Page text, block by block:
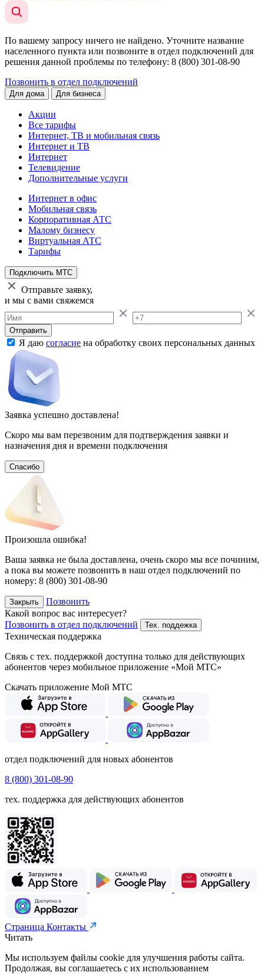
По вашему запросу ничего не найдено. Уточните название
населенного пункта или позвоните в отдел подключений для
решения данной проблемы по телефону: 8 (800) 301-08-90
Позвонить в отдел подключений
Для дома Для бизнеса
Акции
Все тарифы
Интернет, ТВ и мобильная связь
Интернет и ТВ
Интернет
Телевидение
Дополнительные услуги
Интернет в офис
Мобильная связь
Корпоративная АТС
Малому бизнесу
Виртуальная АТС
Тарифы
Подключить МТС
Отправьте заявку,
и мы с вами свяжемся
Отправить
Я даю согласие на обработку своих персональных данных
Заявка успешно доставлена!
Скоро мы вам перезвоним для подтверждения заявки и
назначения дня и времени подключения
Спасибо
Произошла ошибка!
Ваша заявка не была доставлена, очень скоро мы все починим,
а пока вы можете позвонить в наш отдел подключений по
номеру: 8 (800) 301-08-90
Закрыть
Позвонить
Какой вопрос вас интересует?
Позвонить в отдел подключений
Тех. поддежка
Техническая поддержка
Связь с тех. поддержкой доступна только для действующих
абонентов через мобильное приложение «Мой МТС»
Скачать приложение Мой МТС
отдел подключений для новых абонентов
8 (800) 301-08-90
тех. поддержка для действующих абонентов
Страница Контакты
Читать
Мы используем файлы cookie для улучшения работы сайта.
Продолжая, вы соглашаетесь с их использованием